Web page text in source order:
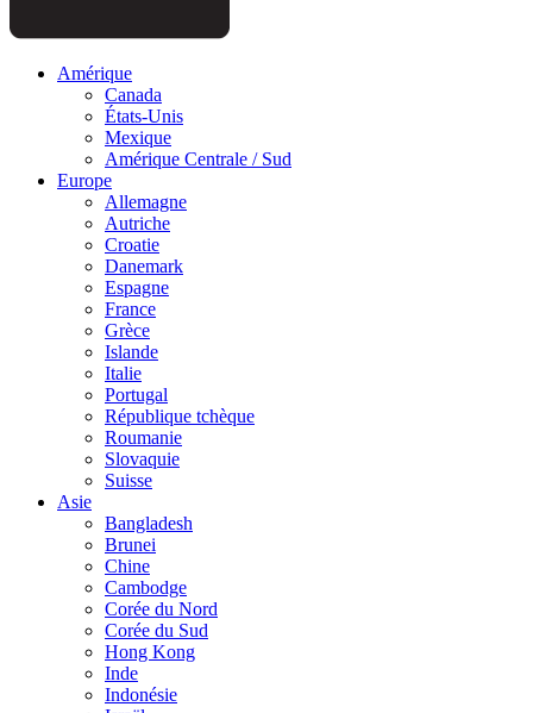
Amérique
Canada
États-Unis
Mexique
Amérique Centrale / Sud
Europe
Allemagne
Autriche
Croatie
Danemark
Espagne
France
Grèce
Islande
Italie
Portugal
République tchèque
Roumanie
Slovaquie
Suisse
Asie
Bangladesh
Brunei
Chine
Cambodge
Corée du Nord
Corée du Sud
Hong Kong
Inde
Indonésie